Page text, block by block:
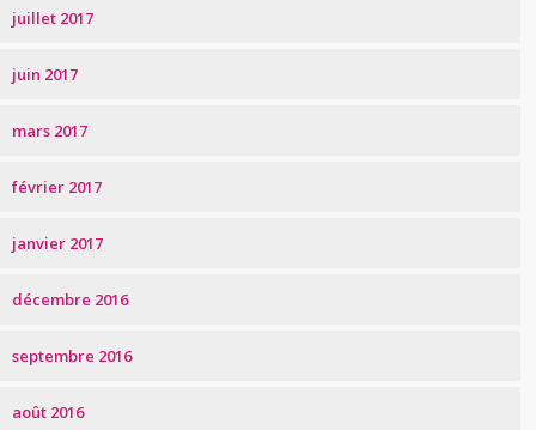
juillet 2017
juin 2017
mars 2017
février 2017
janvier 2017
décembre 2016
septembre 2016
août 2016